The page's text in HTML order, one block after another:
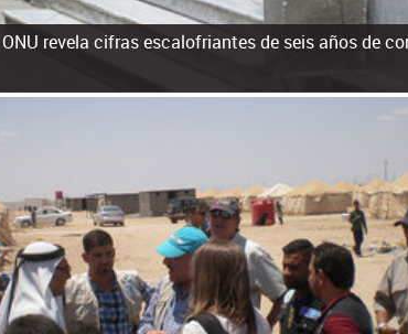
ONU revela cifras escalofriantes de seis años de